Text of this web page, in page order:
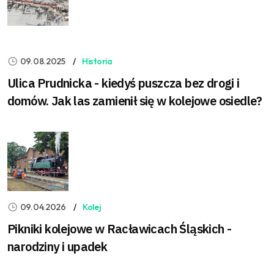
09.08.2025 Historia
Ulica Prudnicka - kiedyś puszcza bez drogi i
domów. Jak las zamienił się w kolejowe osiedle?
09.04.2026 Kolej
Pikniki kolejowe w Racławicach Śląskich -
narodziny i upadek